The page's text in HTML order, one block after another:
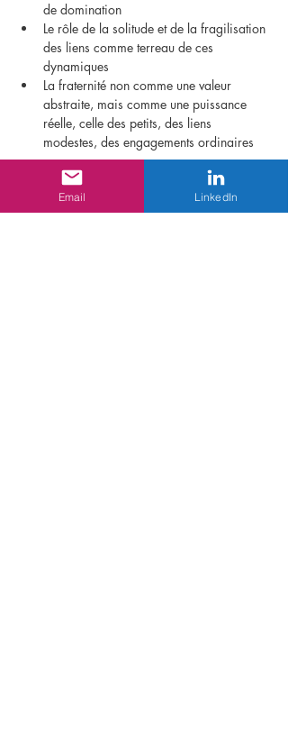
de domination
Le rôle de la solitude et de la fragilisation
des liens comme terreau de ces
dynamiques
La fraternité non comme une valeur
abstraite, mais comme une puissance
réelle, celle des petits, des liens
modestes, des engagements ordinaires
Ce webinaire constitue un temps rare de
réflexion et de dialogue, à la croisée d’un
parcours exceptionnel et d’un moment
Email LinkedIn